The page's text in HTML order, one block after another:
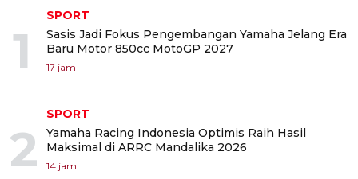
1
SPORT
Sasis Jadi Fokus Pengembangan Yamaha Jelang Era
Baru Motor 850cc MotoGP 2027
17 jam
2
SPORT
Yamaha Racing Indonesia Optimis Raih Hasil
Maksimal di ARRC Mandalika 2026
14 jam